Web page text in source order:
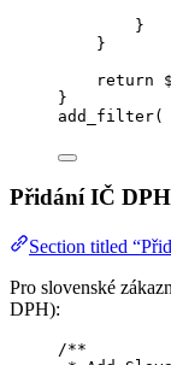
}
}
return
}
add_filter(
Přidání IČ
Section titled
Pro slovenské
DPH):
/**